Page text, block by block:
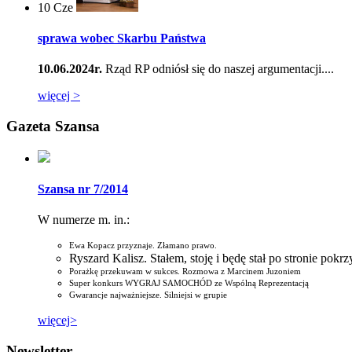
10 Cze
sprawa wobec Skarbu Państwa
10.06.2024r. Rząd RP odniósł się do naszej argumentacji....
więcej >
Gazeta Szansa
Szansa nr 7/2014
W numerze m. in.:
Ewa Kopacz przyznaje. Złamano prawo.
Ryszard Kalisz. Stałem, stoję i będę stał po stronie
Porażkę przekuwam w sukces. Rozmowa z Marcinem Juzoniem
Super konkurs WYGRAJ SAMOCHÓD ze Wspólną Reprezentacją
Gwarancje najważniejsze. Silniejsi w grupie
więcej>